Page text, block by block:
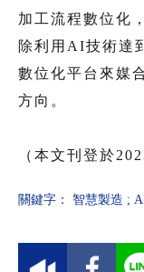
加工流程數位化
除利用AI技術達
數位化平台來媒
方向。
（本文刊登於
關鍵字： 智慧製造 ;